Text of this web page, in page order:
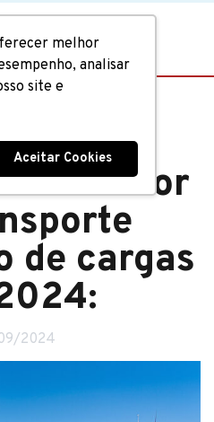
melhor
analisar
site e
Aceitar Cookies
do setor
de cargas
2024